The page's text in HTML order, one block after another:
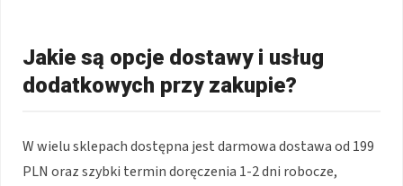
Jakie są opcje dostawy i usług
dodatkowych przy zakupie?
W wielu sklepach dostępna jest darmowa dostawa od 199
PLN oraz szybki termin doręczenia 1-2 dni robocze,